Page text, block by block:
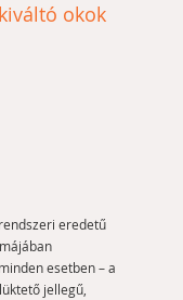
okok
eredetű
esetben – a
jellegű,